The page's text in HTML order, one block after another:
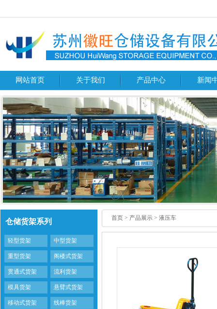
网站首页 关于我们 产品中心 新闻
仓储货架系列
轻型货架 中型货架
重型货架 阁楼式货架
贯通式货架 流利货架
模具货架 悬臂式货架
移动式货架 线棒货架
首页 > 产品展示 > 液压车